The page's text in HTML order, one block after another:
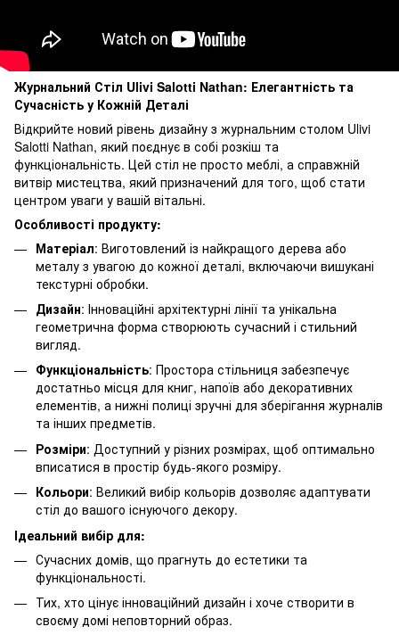
Журнальний Стіл Ulivi Salotti Nathan: Елегантність та
Сучасність у Кожній Деталі
Відкрийте новий рівень дизайну з журнальним столом Ulivi
Salotti Nathan, який поєднує в собі розкіш та
функціональність. Цей стіл не просто меблі, а справжній
витвір мистецтва, який призначений для того, щоб стати
центром уваги у вашій вітальні.
Особливості продукту:
Матеріал: Виготовлений із найкращого дерева або
металу з увагою до кожної деталі, включаючи вишукані
текстурні обробки.
Дизайн: Інноваційні архітектурні лінії та унікальна
геометрична форма створюють сучасний і стильний
вигляд.
Функціональність: Простора стільниця забезпечує
достатньо місця для книг, напоїв або декоративних
елементів, а нижні полиці зручні для зберігання журналів
та інших предметів.
Розміри: Доступний у різних розмірах, щоб оптимально
вписатися в простір будь-якого розміру.
Кольори: Великий вибір кольорів дозволяє адаптувати
стіл до вашого існуючого декору.
Ідеальний вибір для:
Сучасних домів, що прагнуть до естетики та
функціональності.
Тих, хто цінує інноваційний дизайн і хоче створити в
своєму домі неповторний образ.